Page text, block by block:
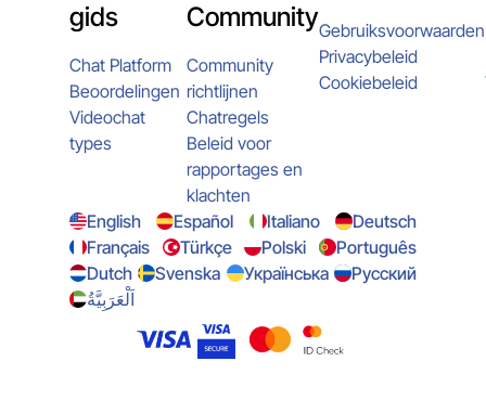
gids
Chat Platform
Beoordelingen
Videochat
types
Community
Community
richtlijnen
Chatregels
Beleid voor
rapportages en
klachten
Gebruiksvoorwaarden
Privacybeleid
Cookiebeleid
English Español Italiano
Deutsch
Français
Türkçe Polski
Português
Dutch
Svenska Українська
Русский
اَلْعَرَبِيَّةُ